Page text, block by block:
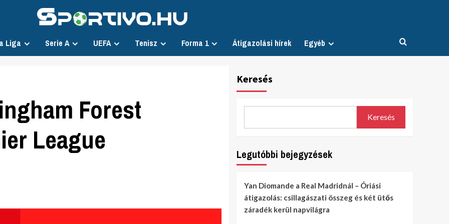
Liga Serie A UEFA Tenisz Forma 1 Átigazolási hírek Egyéb
Forest
League
Keresés
Keresés
Legutóbbi bejegyzések
Yan Diomande a Real Madridnál – Óriási
átigazolás: csillagászati összeg és két ütős
záradék kerül napvilágra